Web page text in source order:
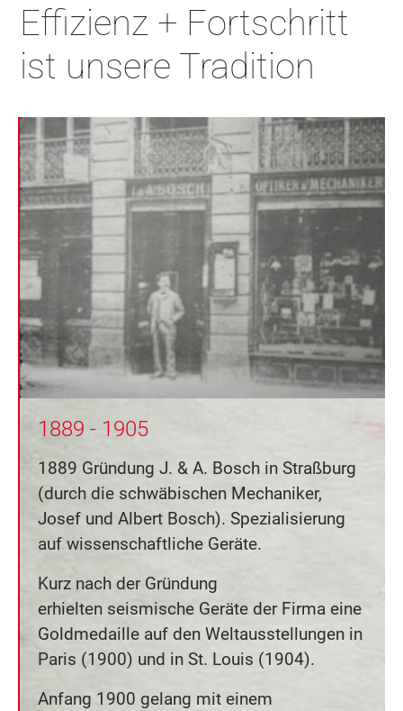
Effizienz + Fortschritt
ist unsere Tradition
1889 - 1905
1889 Gründung J. & A. Bosch in Straßburg
(durch die schwäbischen Mechaniker,
Josef und Albert Bosch). Spezialisierung
auf wissenschaftliche Geräte.
Kurz nach der Gründung
erhielten seismische Geräte der Firma eine
Goldmedaille auf den Weltausstellungen in
Paris (1900) und in St. Louis (1904).
Anfang 1900 gelang mit einem